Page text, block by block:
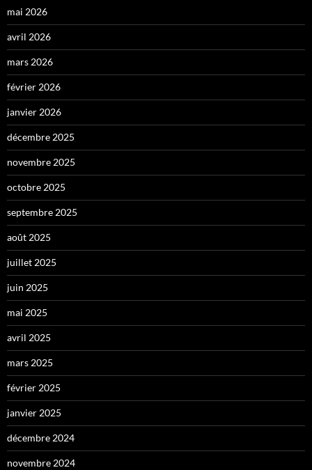
mai 2026
avril 2026
mars 2026
février 2026
janvier 2026
décembre 2025
novembre 2025
octobre 2025
septembre 2025
août 2025
juillet 2025
juin 2025
mai 2025
avril 2025
mars 2025
février 2025
janvier 2025
décembre 2024
novembre 2024